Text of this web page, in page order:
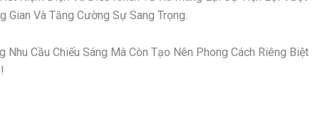
Và Tăng Cường Sự Sang Trọng.
Nhu Cầu Chiếu Sáng Mà Còn Tạo Nên Phong Cách Riêng Biệt